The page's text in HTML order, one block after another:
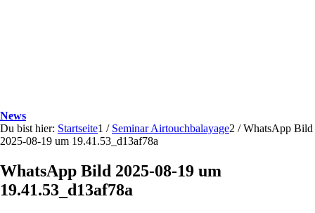
News
Du bist hier: Startseite1 / Seminar Airtouchbalayage2 / WhatsApp Bild
2025-08-19 um 19.41.53_d13af78a
WhatsApp Bild 2025-08-19 um
19.41.53_d13af78a